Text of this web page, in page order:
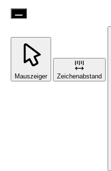
Mauszeiger Zeichenabstand